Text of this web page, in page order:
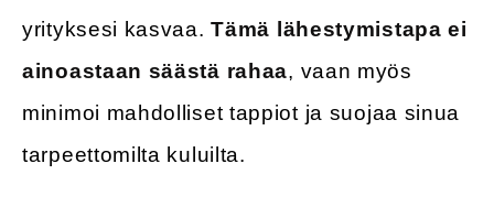
yrityksesi kasvaa.Tämä lähestymistapa ei
ainoastaan säästä rahaa, vaan myös
minimoi mahdolliset tappiot ja suojaa sinua
tarpeettomilta kuluilta.